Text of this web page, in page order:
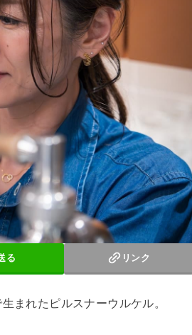
る リンク
まれたピルスナーウルケル。